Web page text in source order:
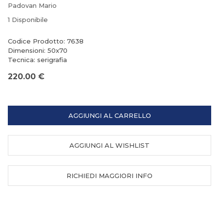
Padovan Mario
1 Disponibile
Codice Prodotto: 7638
Dimensioni: 50x70
Tecnica: serigrafia
220.00 €
AGGIUNGI AL CARRELLO
AGGIUNGI AL WISHLIST
RICHIEDI MAGGIORI INFO